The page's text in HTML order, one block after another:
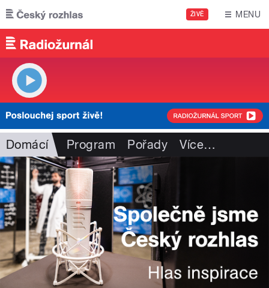
Přejít k hlavnímu obsahu
ŽIVĚ MENU
Domácí Program Pořady Více…